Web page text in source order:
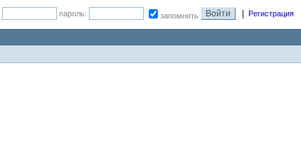
пароль: запомнить Регистрация